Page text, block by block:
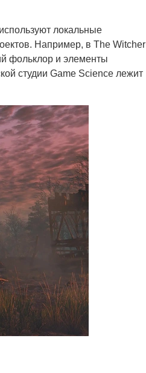
локальные
Например, в The Witcher
фольклор и элементы
студии Game Science лежит